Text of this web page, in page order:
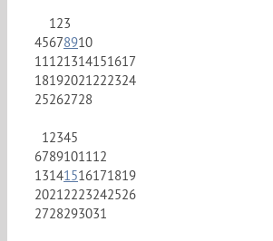
1 23
45678910
11 121314151617
18192021 222324
25262728
1 2345
67891011 12
13141516171819
2021 2223242526
2728293031